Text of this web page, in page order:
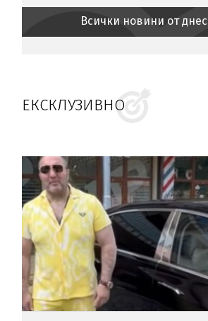
Всички новини от
ЕКСКЛУЗИВНО